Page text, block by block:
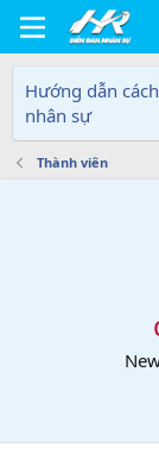
Hướng dẫn
nhân sự
Thành viên